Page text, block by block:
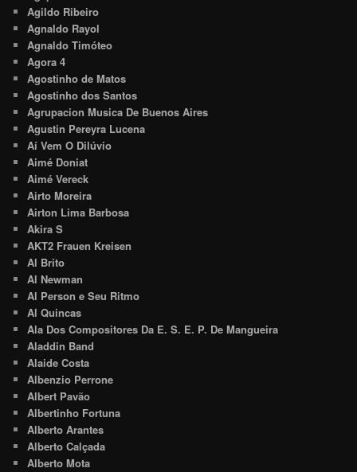
Agildo Ribeiro
Agnaldo Rayol
Agnaldo Timóteo
Agora 4
Agostinho de Matos
Agostinho dos Santos
Agrupacion Musica De Buenos Aires
Agustin Pereyra Lucena
Aí Vem O Dilúvio
Aimé Doniat
Aimé Vereck
Airto Moreira
Airton Lima Barbosa
Akira S
AKT2 Frauen Kreisen
Al Brito
Al Newman
Al Person e Seu Ritmo
Al Quincas
Ala Dos Compositores Da E. S. E. P. De Mangueira
Aladdin Band
Alaide Costa
Albenzio Perrone
Albert Pavão
Albertinho Fortuna
Alberto Arantes
Alberto Calçada
Alberto Mota